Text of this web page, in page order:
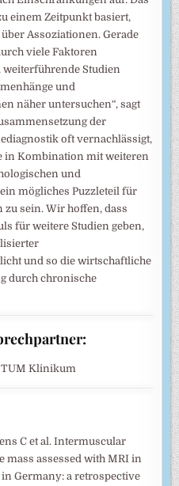
einem Zeitpunkt basiert,
Assoziationen. Gerade
viele Faktoren
Studien
und
näher untersuchen“, sagt
der
oft vernachlässigt,
in Kombination mit weiteren
und
mögliches Puzzleteil für
sein. Wir hoffen, dass
für weitere Studien geben,
und so die wirtschaftliche
durch chronische
TUM Klinikum
C et al. Intermuscular
mass assessed with MRI in
Germany: a retrospective